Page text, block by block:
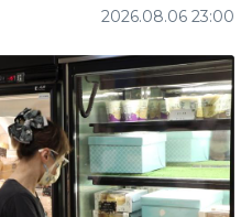
2026.08.06 23:00